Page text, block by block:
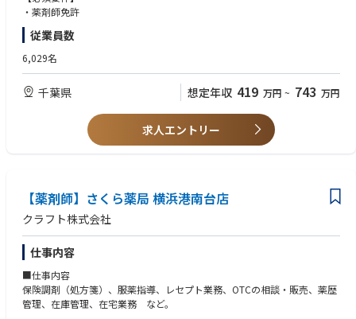
ため、長く働いていただけます
も45％と高い水準です
全国に800店舗以上展開。転居の際も店舗を異動するだけでスムーズに新
生活スタートが可能です
＜薬剤師として成長、活躍できる環境＞
中途入社者への導入・フォロー研修が充実しており、安心してキャリアを
スタートしていただけます
躍できる環境です
業界トップクラスの認定薬局数や多様な店舗を展開しているため、ご自身
の志向性に合わせて異動することも可能です
現場での調剤業務にとどまらず、本社業務や複数店舗のマネージャー業務
など大手調剤チェーンならではの多様なキャリアパスがあります。
・薬剤師免許
従業員数
6,029名
千葉県 想定年収 419 万円 ~ 743 万円
求人エントリー
【薬剤師】さくら薬局 横浜港南台店
クラフト株式会社
仕事内容
■仕事内容
保険調剤（処方箋）、服薬指導、レセプト業務、OTCの相談・販売、薬歴
管理、在庫管理、在宅業務 など。